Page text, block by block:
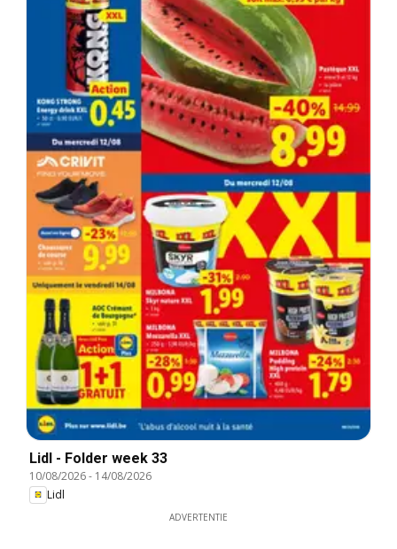
Lidl - Folder week 33
10/08/2026- 14/08/2026
Lidl
ADVERTENTIE